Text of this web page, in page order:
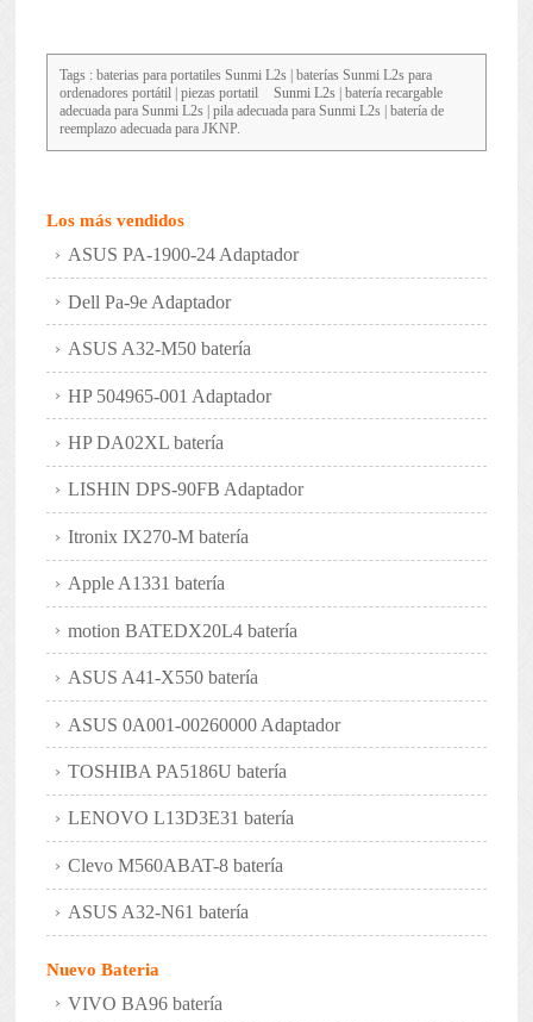
Tags : baterias para portatiles Sunmi L2s| baterías Sunmi L2s para
ordenadores portátil | piezas portatil
Sunmi L2s| batería recargable
adecuada para Sunmi L2s | pila adecuada para Sunmi L2s | batería de
reemplazo adecuada para JKNP.
Los más vendidos
ASUS PA-1900-24 Adaptador
Dell Pa-9e Adaptador
ASUS A32-M50 batería
HP 504965-001 Adaptador
HP DA02XL batería
LISHIN DPS-90FB Adaptador
Itronix IX270-M batería
Apple A1331 batería
motion BATEDX20L4 batería
ASUS A41-X550 batería
ASUS 0A001-00260000 Adaptador
TOSHIBA PA5186U batería
LENOVO L13D3E31 batería
Clevo M560ABAT-8 batería
ASUS A32-N61 batería
Nuevo Bateria
VIVO BA96 batería